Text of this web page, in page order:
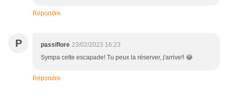
Répondre
P passiflore 23/02/2023 16:23
Sympa cette escapade! Tu peux la réserver, j'arrive!! 😂
Répondre